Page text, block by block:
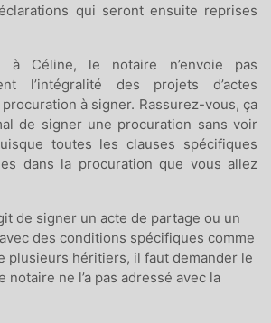
qui seront ensuite reprises
à Céline, le notaire n’envoie pas
l’intégralité des projets d’actes
à signer. Rassurez-vous, ça
de signer une procuration sans voir
toutes les clauses spécifiques
dans la procuration que vous allez
de signer un acte de partage ou un
des conditions spécifiques comme
plusieurs héritiers, il faut demander le
notaire ne l’a pas adressé avec la